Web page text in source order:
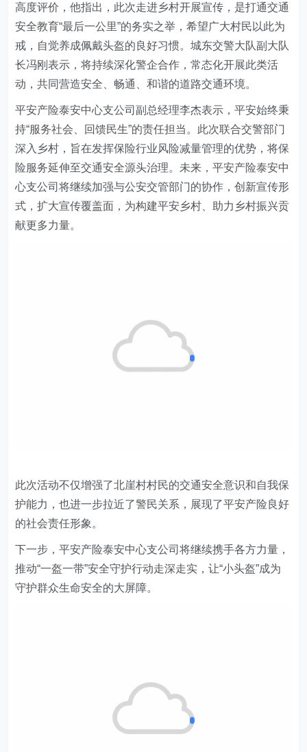
高度评价，他指出，此次走进乡村开展宣传，是打通交通
安全教育“最后一公里”的务实之举，希望广大村民以此为
戒，自觉养成佩戴头盔的良好习惯。城东交警大队副大队
长冯刚表示，将持续深化警企合作，常态化开展此类活
动，共同营造安全、畅通、和谐的道路交通环境。
平安产险泰安中心支公司副总经理李杰表示，平安始终秉
持“服务社会、回馈民生”的责任担当。此次联合交警部门
深入乡村，旨在发挥保险行业风险减量管理的优势，将保
险服务延伸至交通安全源头治理。未来，平安产险泰安中
心支公司将继续加强与公安交管部门的协作，创新宣传形
式，扩大宣传覆盖面，为构建平安乡村、助力乡村振兴贡
献更多力量。
此次活动不仅增强了北崖村村民的交通安全意识和自我保
护能力，也进一步拉近了警民关系，展现了平安产险良好
的社会责任形象。
下一步，平安产险泰安中心支公司将继续携手各方力量，
推动“一盔一带”安全守护行动走深走实，让“小头盔”成为
守护群众生命安全的大屏障。